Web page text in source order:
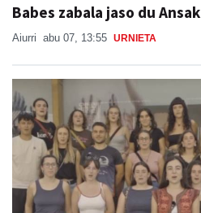
Babes zabala jaso du Ansak
Aiurri abu 07, 13:55 URNIETA